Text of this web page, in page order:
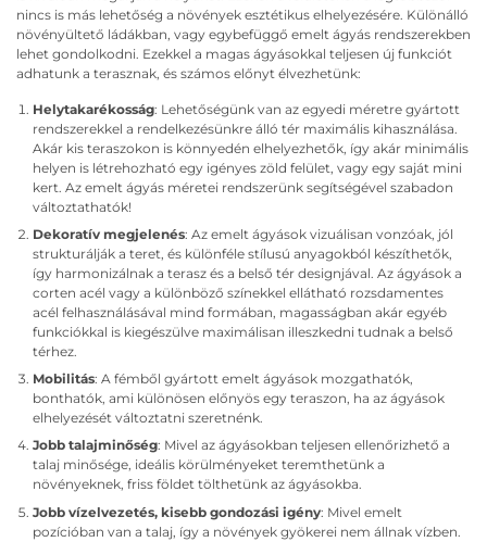
nincs is más lehetőség a növények esztétikus elhelyezésére. Különálló
növényültető ládákban, vagy egybefüggő emelt ágyás rendszerekben
lehet gondolkodni. Ezekkel a magas ágyásokkal teljesen új funkciót
adhatunk a terasznak, és számos előnyt élvezhetünk:
Helytakarékosság: Lehetőségünk van az egyedi méretre gyártott
rendszerekkel a rendelkezésünkre álló tér maximális kihasználása.
Akár kis teraszokon is könnyedén elhelyezhetők, így akár minimális
helyen is létrehozható egy igényes zöld felület, vagy egy saját mini
kert. Az emelt ágyás méretei rendszerünk segítségével szabadon
változtathatók!
Dekoratív megjelenés: Az emelt ágyások vizuálisan vonzóak, jól
strukturálják a teret, és különféle stílusú anyagokból készíthetők,
így harmonizálnak a terasz és a belső tér designjával. Az ágyások a
corten acél vagy a különböző színekkel ellátható rozsdamentes
acél felhasználásával mind formában, magasságban akár egyéb
funkciókkal is kiegészülve maximálisan illeszkedni tudnak a belső
térhez.
Mobilitás: A fémből gyártott emelt ágyások mozgathatók,
bonthatók, ami különösen előnyös egy teraszon, ha az ágyások
elhelyezését változtatni szeretnénk.
Jobb talajminőség: Mivel az ágyásokban teljesen ellenőrizhető a
talaj minősége, ideális körülményeket teremthetünk a
növényeknek, friss földet tölthetünk az ágyásokba.
Jobb vízelvezetés, kisebb gondozási igény: Mivel emelt
pozícióban van a talaj, így a növények gyökerei nem állnak vízben.